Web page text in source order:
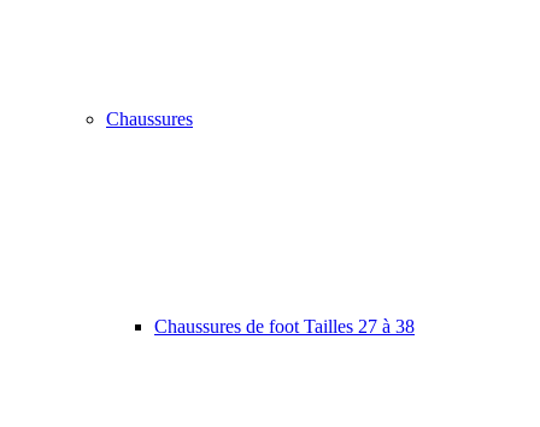
Chaussures
Chaussures de foot Tailles 27 à 38